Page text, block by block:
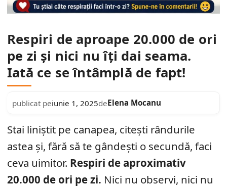
Respiri de aproape 20.000 de ori
pe zi și nici nu îți dai seama.
Iată ce se întâmplă de fapt!
publicat peiunie 1, 2025deElena Mocanu
Stai liniștit pe canapea, citești rândurile
astea și, fără să te gândești o secundă, faci
ceva uimitor. Respiri de aproximativ
20.000 de ori pe zi. Nici nu observi, nici nu